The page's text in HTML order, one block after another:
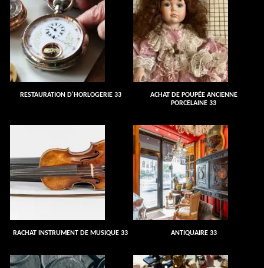
RESTAURATION D'HORLOGERIE 33
ACHAT DE POUPÉE ANCIENNE
PORCELAINE 33
RACHAT INSTRUMENT DE MUSIQUE 33 ANTIQUAIRE 33